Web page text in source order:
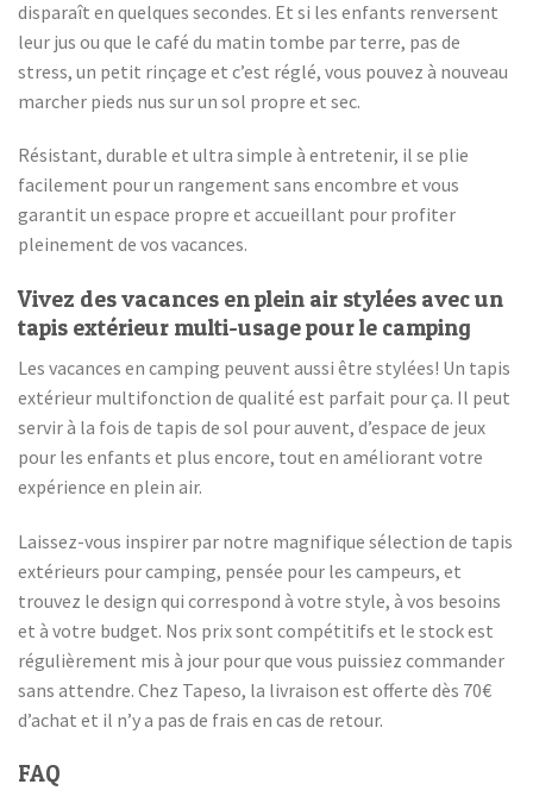
disparaît en quelques secondes. Et si les enfants renversent
leur jus ou que le café du matin tombe par terre, pas de
stress, un petit rinçage et c’est réglé, vous pouvez à nouveau
marcher pieds nus sur un sol propre et sec.
Résistant, durable et ultra simple à entretenir, il se plie
facilement pour un rangement sans encombre et vous
garantit un espace propre et accueillant pour profiter
pleinement de vos vacances.
Vivez des vacances en plein air stylées avec un
tapis extérieur multi-usage pour le camping
Les vacances en camping peuvent aussi être stylées! Un tapis
extérieur multifonction de qualité est parfait pour ça. Il peut
servir à la fois de tapis de sol pour auvent, d’espace de jeux
pour les enfants et plus encore, tout en améliorant votre
expérience en plein air.
Laissez-vous inspirer par notre magnifique sélection de tapis
extérieurs pour camping, pensée pour les campeurs, et
trouvez le design qui correspond à votre style, à vos besoins
et à votre budget. Nos prix sont compétitifs et le stock est
régulièrement mis à jour pour que vous puissiez commander
sans attendre. Chez Tapeso, la livraison est offerte dès 70€
d’achat et il n’y a pas de frais en cas de retour.
FAQ